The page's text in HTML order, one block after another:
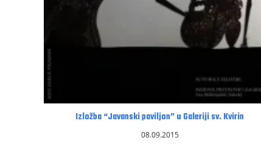
Izložba “Javanski paviljon” u Galeriji sv. Kvirin
08.09.2015